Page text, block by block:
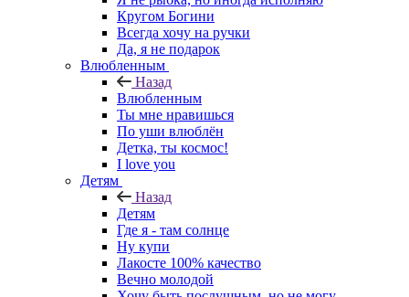
Кругом Богини
Всегда хочу на ручки
Да, я не подарок
Влюбленным
Назад
Влюбленным
Ты мне нравишься
По уши влюблён
Детка, ты космос!
I love you
Детям
Назад
Детям
Где я - там солнце
Ну купи
Лакосте 100% качество
Вечно молодой